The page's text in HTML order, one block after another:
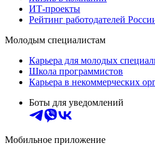
ИТ-проекты
Рейтинг работодателей
Молодым специалистам
Карьера для молодых
Школа программистов
Карьера в некоммерческих
Боты для уведомлений
Мобильное приложение